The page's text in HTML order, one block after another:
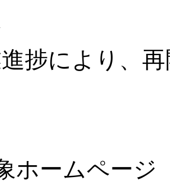
捗により、再
ホームページ